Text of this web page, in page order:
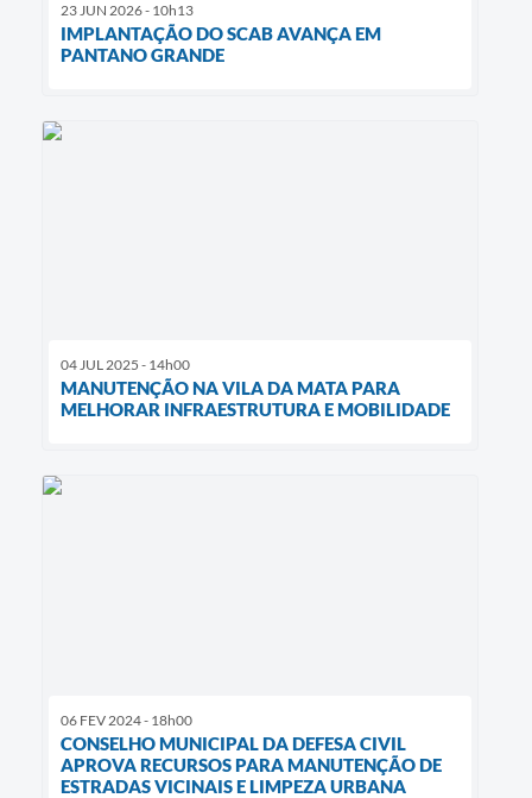
23 JUN 2026 - 10h13
IMPLANTAÇÃO DO SCAB AVANÇA EM
PANTANO GRANDE
04 JUL 2025 - 14h00
MANUTENÇÃO NA VILA DA MATA PARA
MELHORAR INFRAESTRUTURA E MOBILIDADE
06 FEV 2024 - 18h00
CONSELHO MUNICIPAL DA DEFESA CIVIL
APROVA RECURSOS PARA MANUTENÇÃO DE
ESTRADAS VICINAIS E LIMPEZA URBANA